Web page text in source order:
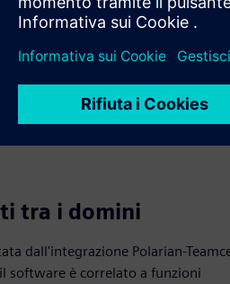
tra i domini
dall'integrazione Polarian-
software è correlato a funzioni